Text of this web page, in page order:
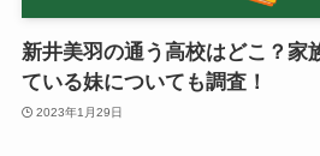
新井美羽の通う高校はどこ？家
ている妹についても調査！
2023年1月29日